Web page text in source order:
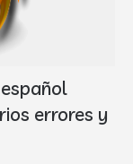
errores y